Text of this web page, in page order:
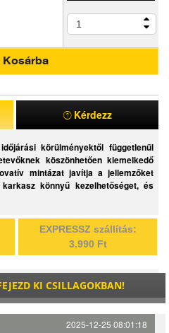
Kosárba
Kérdezz
körülményektől függetlenül
köszönhetően kiemelkedő
mintázat javítja a jellemzőket
könnyű kezelhetőséget, és
EXPRESSZ szállítás:
3.990 Ft
KI CSILLAGOKBAN!
2025-12-25 08:01:18